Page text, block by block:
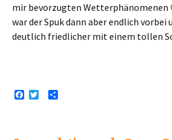
mir bevorzugten Wetterphänomenen
war der Spuk dann aber endlich vorbei
deutlich friedlicher mit einem tollen